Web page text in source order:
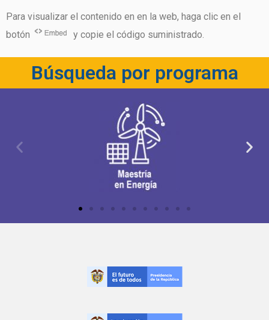
Para visualizar el contenido en en la web, haga clic en el
botón
y copie el código suministrado.
Búsqueda por programa